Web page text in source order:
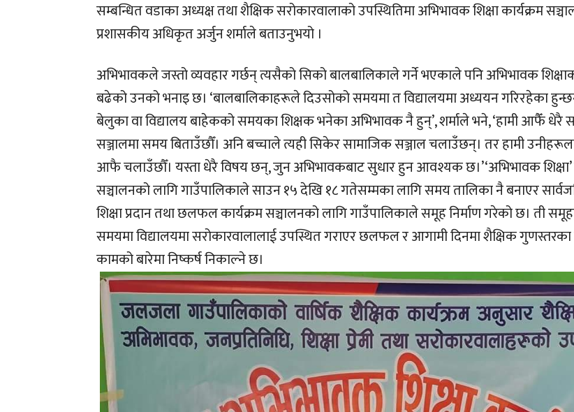
सम्बन्धित वडाका अध्यक्ष तथा शैक्षिक सरोकारवालाको उपस्थितिमा अभिभावक शिक्षा कार्यक्रम
प्रशासकीय अधिकृत अर्जुन शर्माले बताउनुभयो ।
अभिभावकले जस्तो व्यवहार गर्छन् त्यसैको सिको बालबालिकाले गर्ने भएकाले पनि अभिभावक
बढेको उनको भनाइ छ। ‘बालबालिकाहरूले दिउसोको समयमा त विद्यालयमा अध्ययन गरिरहेका
बेलुका वा विद्यालय बाहेकको समयका शिक्षक भनेका अभिभावक नै हुन्’, शर्माले भने, ‘हामी आफैँ धेरै
सञ्जालमा समय बिताउँछौँ। अनि बच्चाले त्यही सिकेर सामाजिक सञ्जाल चलाउँछन्। तर हामी
आफै चलाउँछौँ। यस्ता धेरै विषय छन्, जुन अभिभावकबाट सुधार हुन आवश्यक छ।’‘अभिभावक शिक्षा’
सञ्चालनको लागि गाउँपालिकाले साउन १५ देखि १८ गतेसम्मका लागि समय तालिका नै बनाएर
शिक्षा प्रदान तथा छलफल कार्यक्रम सञ्चालनको लागि गाउँपालिकाले समूह निर्माण गरेको छ। ती
समयमा विद्यालयमा सरोकारवालालाई उपस्थित गराएर छलफल र आगामी दिनमा शैक्षिक गुणस्तरका
कामको बारेमा निष्कर्ष निकाल्ने छ।